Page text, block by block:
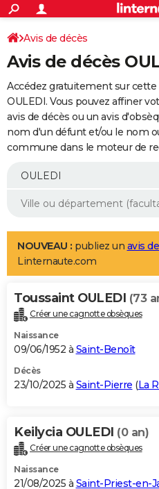
ACTUALITÉS
Politique
Société
Faits Divers
Education
Monde
Villes
+
SPORT
Coupe du monde 2026
Football
Tennis
Cyclisme
Rugby
Forum
Programme TV
TNT
Streaming
Cinéma
Sorties cinéma
Musique
+
FINANCE
Retraite
Epargne
Immobilier
Risques naturels par ville
Banque
Assurance
AUTO
Essais
Réserver un essai
Citadines
Berlines
SUV
Forum auto
+
Mobiles
Meilleur smartphone
Internet
Ordinateurs
Jeux vidéo
Guide high-tech
Aménagement intérieur
LIFESTYLE
Art de vivre
Bien-être
Loisirs
Mode
Modes de vie
Alimentation
Guide de la santé
Maladies
Médicaments
Sommeil
VOYAGE
Destinations
City break
Voyage nature
Voyage de noces
Forum
Climat
+PHOTO
GUIDES D'ACHAT
BONS PLANS
Carte de Noël
Carte Bonne année
Carte Saint-Valentin
Carte Pâques
Carte d'anniversaire
DICTIONNAIRE
Dictionnaire
Biographies
Citations
Expressions
Proverbes
PROGRAMME TV
Avis de décès
Avis de décès
Accédez gratuitement sur cette
OULEDI. Vous pouvez affiner
avis de décès ou un avis
nom d'un défunt et/ou le nom
commune dans le moteur de
NOUVEAU : publiez un avis
Linternaute.com
Toussaint OULEDI (73
Créer une cagnotte obsèques
Naissance
09/06/1952 à Saint-Benoît
Décès
23/10/2025 à Saint-Pierre (La
Keilycia OULEDI (0 an)
Créer une cagnotte obsèques
Naissance
21/08/2025 à Saint-Priest-en-